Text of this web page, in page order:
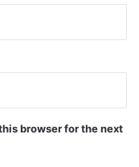
browser for the next